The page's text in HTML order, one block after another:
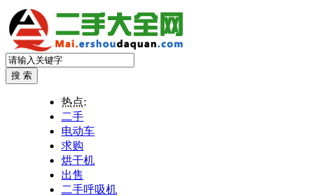
热点:
二手
电动车
求购
烘干机
出售
二手呼吸机